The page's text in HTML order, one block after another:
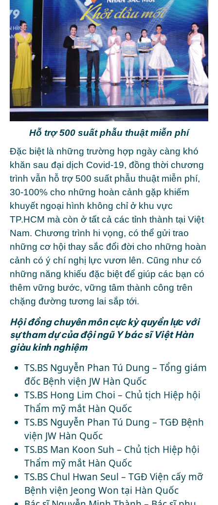
Hỗ trợ 500 suất phẫu thuật miễn phí
Đặc biệt là những trường hợp ngày càng khó
khăn sau đại dịch Covid-19, đồng thời chương
trình vẫn hỗ trợ 500 suất phẫu thuật miễn phí,
30-100% cho những hoàn cảnh gặp khiếm
khuyết ngoại hình không chỉ ở khu vực
TP.HCM mà còn ở tất cả các tỉnh thành tại Việt
Nam. Chương trình hi vọng, có thể gửi trao
những cơ hội thay sắc đổi đời cho những hoàn
cảnh có ý chí nghị lực vươn lên. Cũng như có
những năng khiếu đặc biệt để giúp các bạn có
thêm vững bước, vững tâm thành công trên
chặng đường tương lai sắp tới.
Hội đồng chuyên môn cực kỳ quyền lực với
sự tham dự của đội ngũ Y bác sĩ Việt Hàn
giàu kinh nghiệm
TS.BS Nguyễn Phan Tú Dung – Tổng giám
đốc Bệnh viện JW Hàn Quốc
TS.BS Hong Lim Choi – Chủ tịch Hiệp hội
Thẩm mỹ mắt Hàn Quốc
TS.BS Nguyễn Phan Tú Dung – TGĐ Bệnh
viện JW Hàn Quốc
TS.BS Man Koon Suh – Chủ tịch Hiệp hội
Thẩm mỹ mắt Hàn Quốc
TS.BS Chul Hwan Seul – TGĐ Viện cấy mỡ
Bệnh viện Jeong Won tại Hàn Quốc